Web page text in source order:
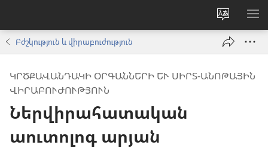
Փոխել
կայքի
լեզուն
Բժշկություն և վիրաբուժություն
ԿՐԾՔԱՎԱՆԴԱԿԻ ՕՐԳԱՆՆԵՐԻ ԵՒ ՍԻՐՏ-ԱՆՈԹԱՅԻՆ Վ
ԻՐԱԲՈՒԺՈՒԹՅՈՒՆ
Ներվիրահատական
աուտոլոգ արյան